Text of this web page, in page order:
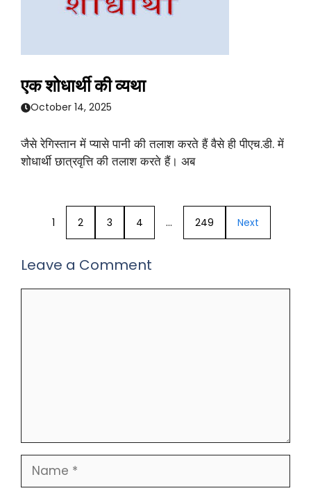
एक शोधार्थी की व्यथा
October 14, 2025
जैसे रेगिस्तान में प्यासे पानी की तलाश करते हैं वैसे ही पीएच.डी. में
शोधार्थी छात्रवृत्ति की तलाश करते हैं। अब
1 2 3 4 … 249 Next
Leave a Comment
Name